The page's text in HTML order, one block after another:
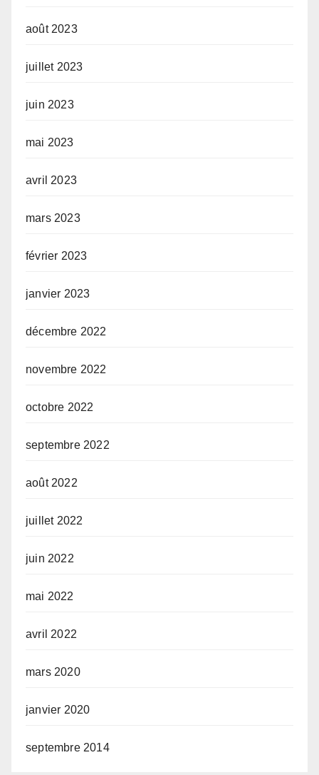
août 2023
juillet 2023
juin 2023
mai 2023
avril 2023
mars 2023
février 2023
janvier 2023
décembre 2022
novembre 2022
octobre 2022
septembre 2022
août 2022
juillet 2022
juin 2022
mai 2022
avril 2022
mars 2020
janvier 2020
septembre 2014